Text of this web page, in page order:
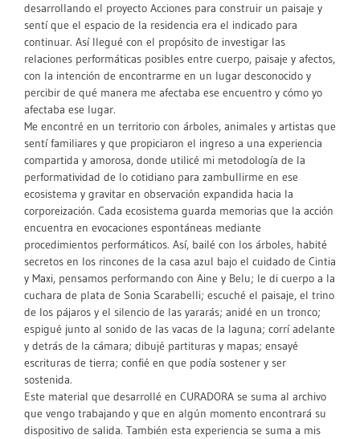
desarrollando el proyecto Acciones para construir un paisaje y
sentí que el espacio de la residencia era el indicado para
continuar. Así llegué con el propósito de investigar las
relaciones performáticas posibles entre cuerpo, paisaje y afectos,
con la intención de encontrarme en un lugar desconocido y
percibir de qué manera me afectaba ese encuentro y cómo yo
afectaba ese lugar.
Me encontré en un territorio con árboles, animales y artistas que
sentí familiares y que propiciaron el ingreso a una experiencia
compartida y amorosa, donde utilicé mi metodología de la
performatividad de lo cotidiano para zambullirme en ese
ecosistema y gravitar en observación expandida hacia la
corporeización. Cada ecosistema guarda memorias que la acción
encuentra en evocaciones espontáneas mediante
procedimientos performáticos. Así, bailé con los árboles, habité
secretos en los rincones de la casa azul bajo el cuidado de Cintia
y Maxi, pensamos performando con Aine y Belu; le di cuerpo a la
cuchara de plata de Sonia Scarabelli; escuché el paisaje, el trino
de los pájaros y el silencio de las yararás; anidé en un tronco;
espigué junto al sonido de las vacas de la laguna; corrí adelante
y detrás de la cámara; dibujé partituras y mapas; ensayé
escrituras de tierra; confié en que podía sostener y ser
sostenida.
Este material que desarrollé en CURADORA se suma al archivo
que vengo trabajando y que en algún momento encontrará su
dispositivo de salida. También esta experiencia se suma a mis